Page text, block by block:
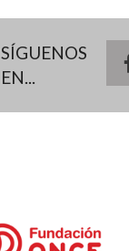
SÍGUENOS
EN...